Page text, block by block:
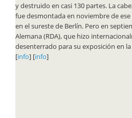
y destruido en casi 130 partes. La
fue desmontada en noviembre de
en el sureste de Berlín. Pero en
Alemana (RDA), que hizo
desenterrado para su exposición en
[info] [info]